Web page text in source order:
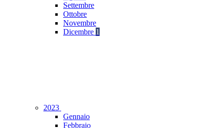
Settembre
Ottobre
Novembre
Dicembre 1
2023
Gennaio
Febbraio